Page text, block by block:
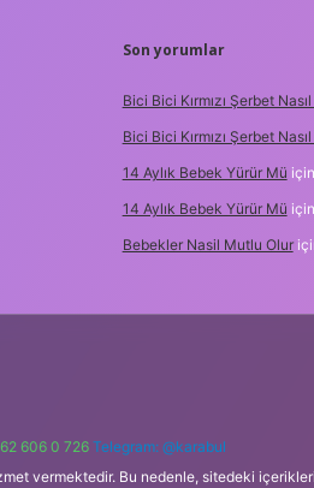
Son yorumlar
Bici Bici Kırmızı Şerbet Nasıl
Bici Bici Kırmızı Şerbet Nasıl
14 Aylık Bebek Yürür Mü için
14 Aylık Bebek Yürür Mü için
Bebekler Nasil Mutlu Olur
606 0 726 Telegram: @karabul
vermektedir. Bu nedenle, sitedeki